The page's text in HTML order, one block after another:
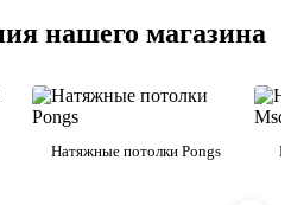
нашего магазина
Натяжные потолки Pongs